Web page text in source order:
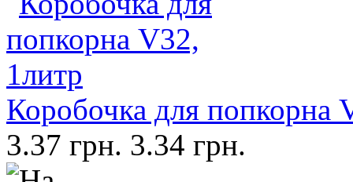
Коробочка для попкорна
3.37 грн. 3.34 грн.